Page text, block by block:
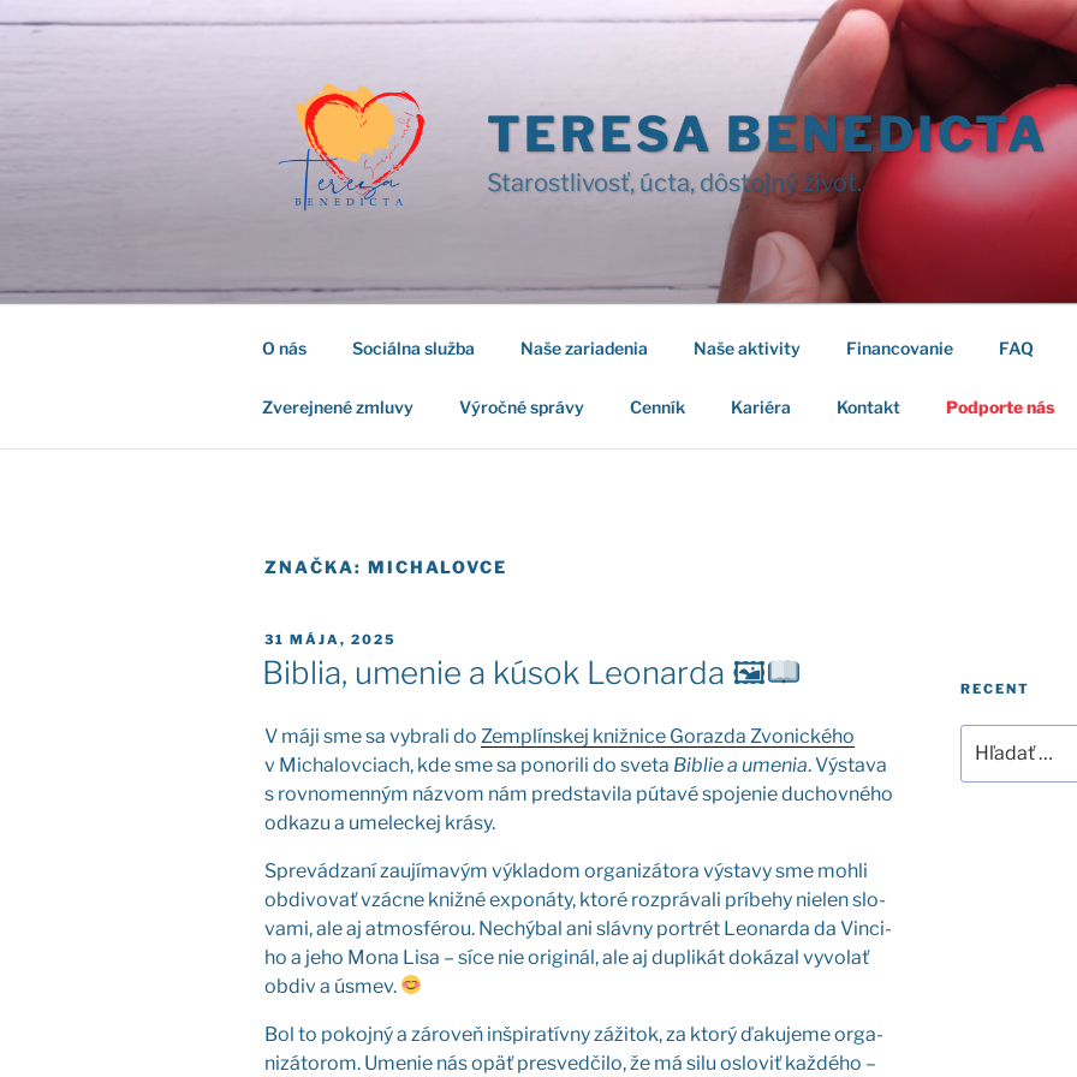
TERESA BENEDICTA
Starostlivosť, úcta, dôstojný život.
O nás Sociálna služba Naše zariadenia Naše aktivity Financovanie FAQ
Zverejnené zmluvy Výročné správy Cenník Kariéra Kontakt Podporte nás
ZNAČKA: MICHALOVCE
PUBLIKOVANÉ
31 MÁJA, 2025
Biblia, umenie a kúsok Leonarda 🖼
V máji sme sa vybra­li do Zem­plín­skej kniž­ni­ce Goraz­da Zvo­nic­ké­ho
v Micha­lov­ciach, kde sme sa pono­ri­li do sve­ta Bib­lie a ume­nia. Výsta­va
s rov­no­men­ným náz­vom nám pred­sta­vi­la púta­vé spo­je­nie duchov­né­ho
odka­zu a ume­lec­kej krá­sy.
Spre­vá­dza­ní zau­jí­ma­vým výkla­dom orga­ni­zá­to­ra výsta­vy sme moh­li
obdi­vo­vať vzác­ne kniž­né expo­ná­ty, kto­ré roz­prá­va­li prí­be­hy nie­len slo­
va­mi, ale aj atmo­sfé­rou. Nechý­bal ani sláv­ny por­trét Leonar­da da Vin­ci­
ho a jeho Mona Lisa – síce nie ori­gi­nál, ale aj dup­li­kát doká­zal vyvo­lať
obdiv a úsmev.
Bol to pokoj­ný a záro­veň inšpi­ra­tív­ny záži­tok, za kto­rý ďaku­je­me orga­
ni­zá­to­rom. Ume­nie nás opäť pre­sved­či­lo, že má silu oslo­viť kaž­dé­ho –
RECENT